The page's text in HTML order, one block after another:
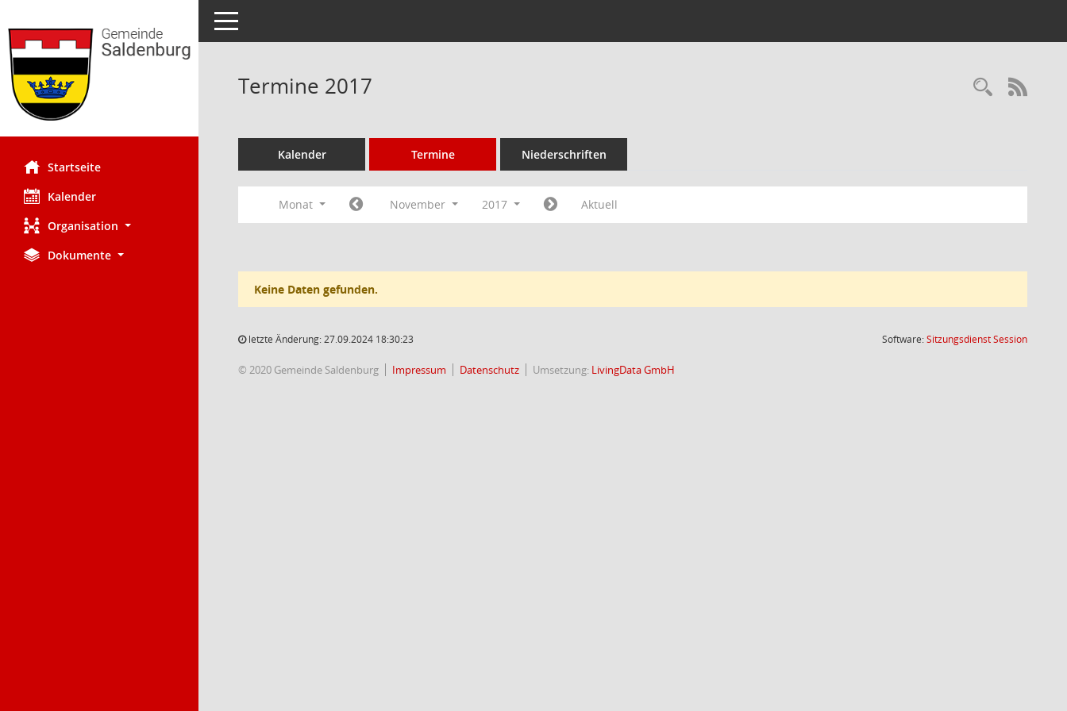
Startseite
Kalender
Organisation
Dokumente
Toggle navigation
Termine 2017
Kalender Termine Niederschriften
Monat November 2017 Aktuell
Keine Daten gefunden.
letzte Änderung: 27.09.2024 18:30:23 Software:SitzungsdienstSession(Wird in
© 2020 Gemeinde Saldenburg Impressum Datenschutz Umsetzung: LivingData GmbH